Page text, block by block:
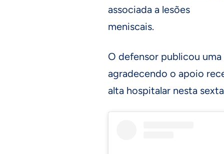
associada a lesões
meniscais.
O defensor publicou
agradecendo o apoio
alta hospitalar nesta